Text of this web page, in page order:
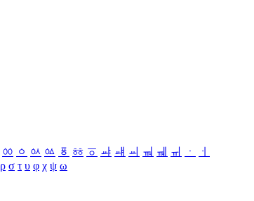
ㆀ ㆁ ㆂ ㆃ ㆄ ㆅ ㆆ ㆇ ㆈ ㆉ ㆊ ㆋ ㆌ ㆍ
ㆎ
ρ σ τ υ φ χ ψ ω